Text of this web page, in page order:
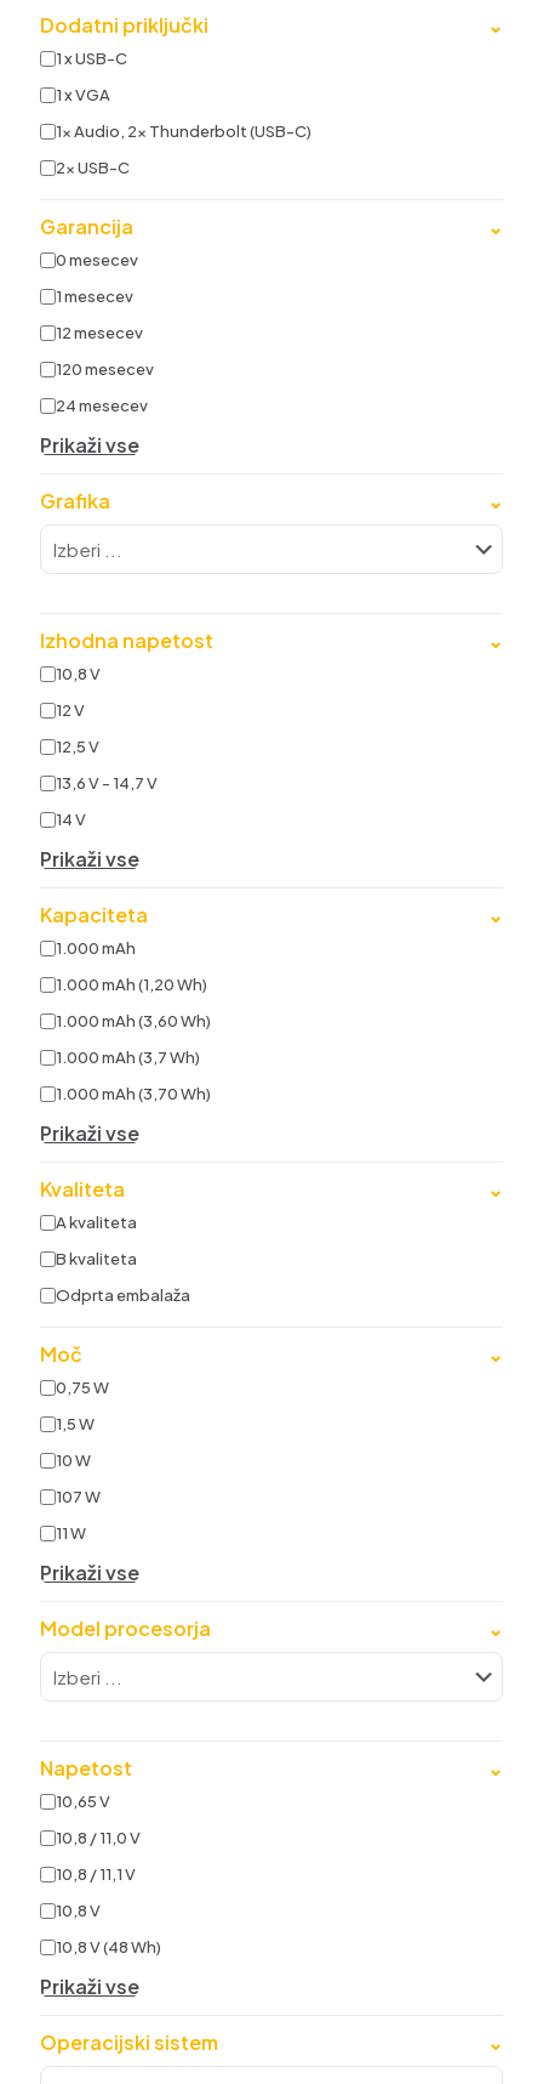
Dodatni priključki ⌄
1 x USB-C
1 x VGA
1x Audio, 2x Thunderbolt (USB-C)
2x USB-C
Garancija ⌄
0 mesecev
1 mesecev
12 mesecev
120 mesecev
24 mesecev
Prikaži vse
Grafika ⌄
Izhodna napetost ⌄
10,8 V
12 V
12,5 V
13,6 V - 14,7 V
14 V
Prikaži vse
Kapaciteta ⌄
1.000 mAh
1.000 mAh (1,20 Wh)
1.000 mAh (3,60 Wh)
1.000 mAh (3,7 Wh)
1.000 mAh (3,70 Wh)
Prikaži vse
Kvaliteta ⌄
A kvaliteta
B kvaliteta
Odprta embalaža
Moč ⌄
0,75 W
1,5 W
10 W
107 W
11 W
Prikaži vse
Model procesorja ⌄
Napetost ⌄
10,65 V
10,8 / 11,0 V
10,8 / 11,1 V
10,8 V
10,8 V (48 Wh)
Prikaži vse
Operacijski sistem ⌄